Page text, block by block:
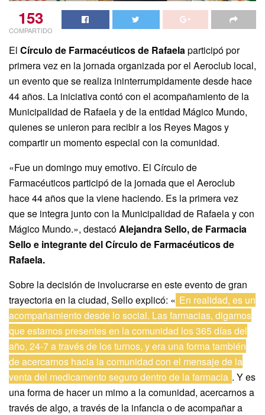
153
COMPARTIDO
El Círculo de Farmacéuticos de Rafaelaparticipó por
primera vez en la jornada organizada por el Aeroclub local,
un evento que se realiza ininterrumpidamente desde hace
44 años. La iniciativa contó con el acompañamiento de la
Municipalidad de Rafaela y de la entidad Mágico Mundo,
quienes se unieron para recibir a los Reyes Magos y
compartir un momento especial con la comunidad.
«Fue un domingo muy emotivo. El Círculo de
Farmacéuticos participó de la jornada que el Aeroclub
hace 44 años que la viene haciendo. Es la primera vez
que se integra junto con la Municipalidad de Rafaela y con
Mágico Mundo.», destacóAlejandra Sello, de Farmacia
Sello e integrante del Círculo de Farmacéuticos de
Rafaela.
Sobre la decisión de involucrarse en este evento de gran
trayectoria en la ciudad, Sello explicó: « En realidad, es un
acompañamiento desde lo social. Las farmacias, digamos
que estamos presentes en la comunidad los 365 días del
año, 24-7 a través de los turnos, y era una forma también
de acercarnos hacia la comunidad con el mensaje de la
venta del medicamento seguro dentro de la farmacia . Y es
una forma de hacer un mimo a la comunidad, acercarnos a
través de algo, a través de la infancia o de acompañar a